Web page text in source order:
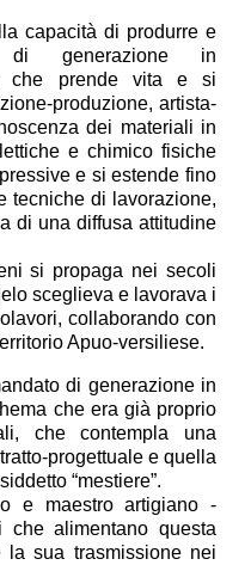
capacità di produrre e
di generazione in
che prende vita e si
produzione, artista-
dei materiali in
e chimico fisiche
e si estende fino
tecniche di lavorazione,
di una diffusa attitudine
si propaga nei secoli
sceglieva e lavorava i
collaborando con
Apuo-versiliese.
di generazione in
che era già proprio
che contempla una
progettuale e quella
“mestiere”.
e maestro artigiano -
alimentano questa
la sua trasmissione nei